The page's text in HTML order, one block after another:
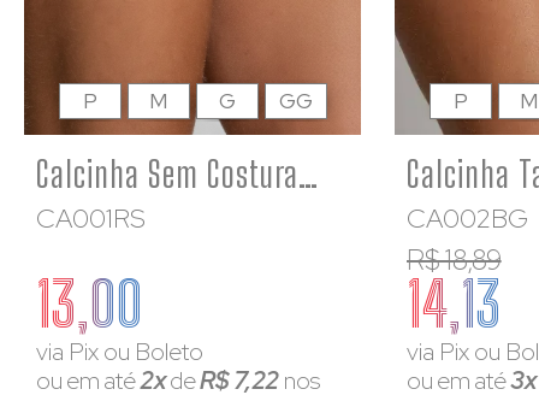
Calcinha Sem Costura Feminina Corte a Laser Que Não Marca
CA001RS
13,00
via Pix ou Boleto
ou em até2xdeR$ 7,22nos
P M G GG
CA002BG
R$ 18,89
14,13
via Pix ou
ou em até
P M